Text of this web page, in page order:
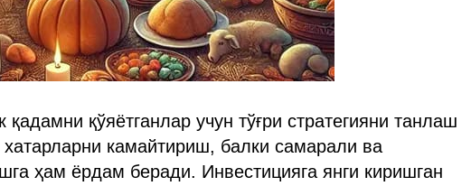
қадамни қўяётганлар учун тўғри стратегияни танлаш
камайтириш, балки самарали ва
ҳам ёрдам беради. Инвестицияга янги киришган